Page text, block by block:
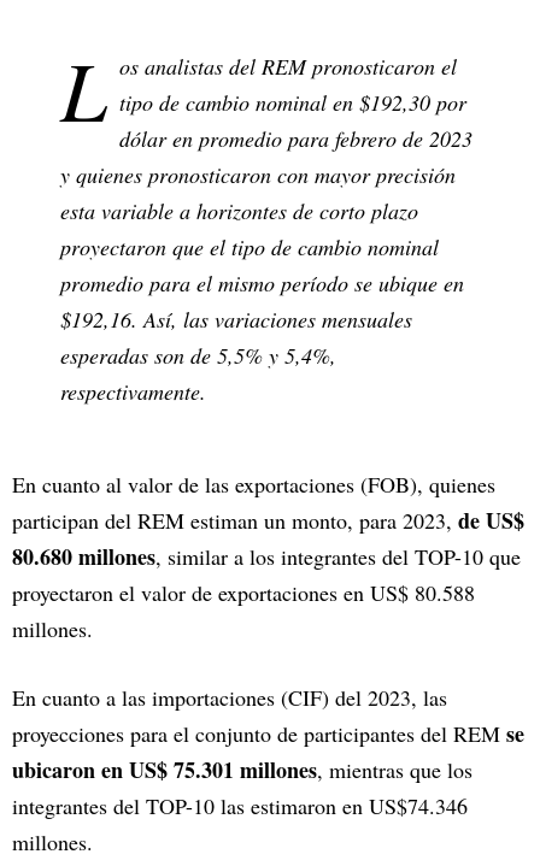
L os analistas del REM pronosticaron el
tipo de cambio nominal en $192,30 por
dólar en promedio para febrero de 2023
y quienes pronosticaron con mayor precisión
esta variable a horizontes de corto plazo
proyectaron que el tipo de cambio nominal
promedio para el mismo período se ubique en
$192,16. Así, las variaciones mensuales
esperadas son de 5,5% y 5,4%,
respectivamente.
En cuanto al valor de las exportaciones (FOB), quienes
participan del REM estiman un monto, para 2023, de US$
80.680 millones, similar a los integrantes del TOP-10 que
proyectaron el valor de exportaciones en US$ 80.588
millones.
En cuanto a las importaciones (CIF) del 2023, las
proyecciones para el conjunto de participantes del REM se
ubicaron en US$ 75.301 millones, mientras que los
integrantes del TOP-10 las estimaron en US$74.346
millones.